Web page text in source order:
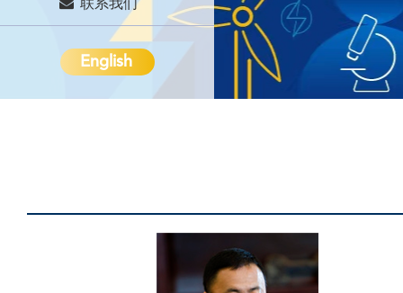
联系我们
English